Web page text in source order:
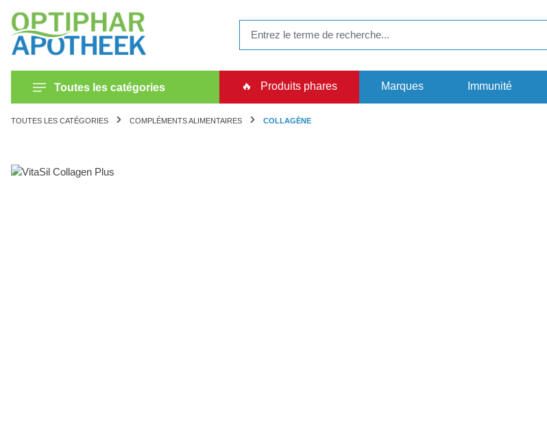
Passer à la navigation principale
Toutes les catégories 🔥 Produits phares Marques Immunité
TOUTES LES CATÉGORIES COMPLÉMENTS ALIMENTAIRES COLLAGÈNE
Ignorer la galerie d'images